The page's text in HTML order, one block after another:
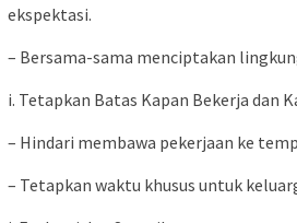
ekspektasi.
– Bersama-sama menciptakan
i. Tetapkan Batas Kapan Bekerja dan
– Hindari membawa pekerjaan ke
– Tetapkan waktu khusus untuk